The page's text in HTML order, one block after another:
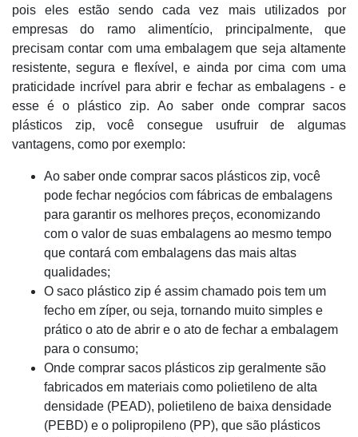
pois eles estão sendo cada vez mais utilizados por
empresas do ramo alimentício, principalmente, que
precisam contar com uma embalagem que seja altamente
resistente, segura e flexível, e ainda por cima com uma
praticidade incrível para abrir e fechar as embalagens - e
esse é o plástico zip. Ao saber onde comprar sacos
plásticos zip, você consegue usufruir de algumas
vantagens, como por exemplo:
Ao saber onde comprar sacos plásticos zip, você
pode fechar negócios com fábricas de embalagens
para garantir os melhores preços, economizando
com o valor de suas embalagens ao mesmo tempo
que contará com embalagens das mais altas
qualidades;
O saco plástico zip é assim chamado pois tem um
fecho em zíper, ou seja, tornando muito simples e
prático o ato de abrir e o ato de fechar a embalagem
para o consumo;
Onde comprar sacos plásticos zip geralmente são
fabricados em materiais como polietileno de alta
densidade (PEAD), polietileno de baixa densidade
(PEBD) e o polipropileno (PP), que são plásticos